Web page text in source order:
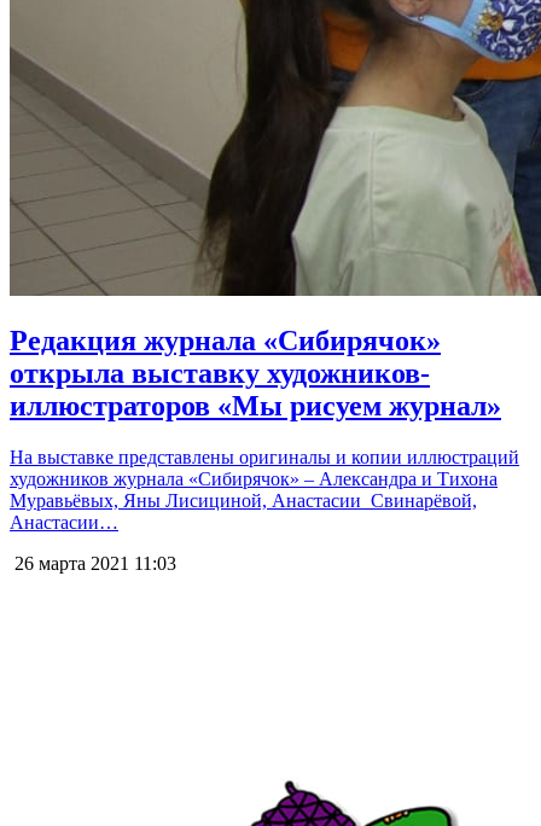
Редакция журнала «Сибирячок»
открыла выставку художников-
иллюстраторов «Мы рисуем журнал»
На выставке представлены оригиналы и копии иллюстраций
художников журнала «Сибирячок» – Александра и Тихона
Муравьёвых, Яны Лисициной, Анастасии Свинарёвой,
Анастасии…
26 марта 2021 11:03